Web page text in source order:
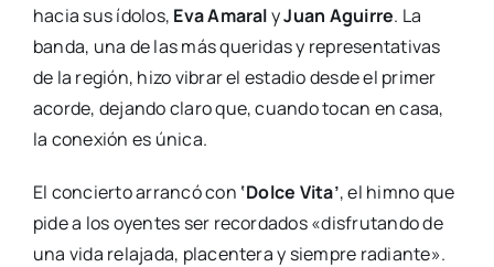
hacia sus ídolos, Eva AmaralyJuan Aguirre. La
banda, una de las más queridas y representativas
de la región, hizo vibrar el estadio desde el primer
acorde, dejando claro que, cuando tocan en casa,
la conexión es única.
El concierto arrancó con ‘Dolce Vita’, el himno que
pide a los oyentes ser recordados «disfrutando de
una vida relajada, placentera y siempre radiante».